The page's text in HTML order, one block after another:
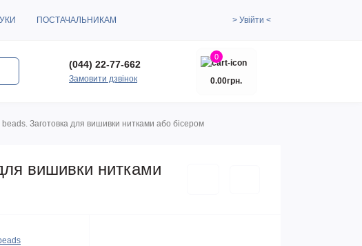
ПОСТАЧАЛЬНИКАМ > Увійти <
(044) 22-77-662
Замовити дзвінок
0
0.00грн.
Заготовка для вишивки нитками або бісером
вишивки нитками